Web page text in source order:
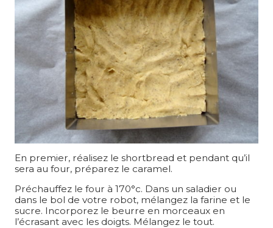
En premier, réalisez le shortbread et pendant qu’il
sera au four, préparez le caramel.
Préchauffez le four à 170°c. Dans un saladier ou
dans le bol de votre robot, mélangez la farine et le
sucre. Incorporez le beurre en morceaux en
l’écrasant avec les doigts. Mélangez le tout.